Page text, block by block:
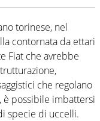
torinese, nel
contornata da ettari
Fiat che avrebbe
che regolano
è possibile imbattersi
specie di uccelli.